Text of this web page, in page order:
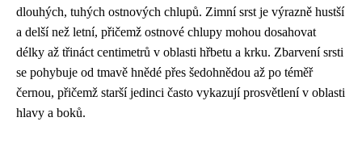
dlouhých, tuhých ostnových chlupů. Zimní srst je výrazně hustší
a delší než letní, přičemž ostnové chlupy mohou dosahovat
délky až třináct centimetrů v oblasti hřbetu a krku. Zbarvení srsti
se pohybuje od tmavě hnědé přes šedohnědou až po téměř
černou, přičemž starší jedinci často vykazují prosvětlení v oblasti
hlavy a boků.